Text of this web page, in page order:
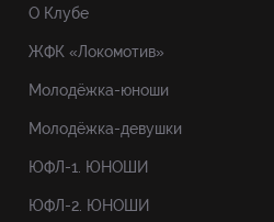
О Клубе
ЖФК «Локомотив»
Молодёжка-юноши
Молодёжка-девушки
ЮФЛ-1. ЮНОШИ
ЮФЛ-2. ЮНОШИ